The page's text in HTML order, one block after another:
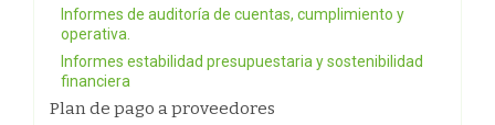
Informes de auditoría de cuentas, cumplimiento y
operativa.
Informes estabilidad presupuestaria y sostenibilidad
financiera
Plan de pago a proveedores